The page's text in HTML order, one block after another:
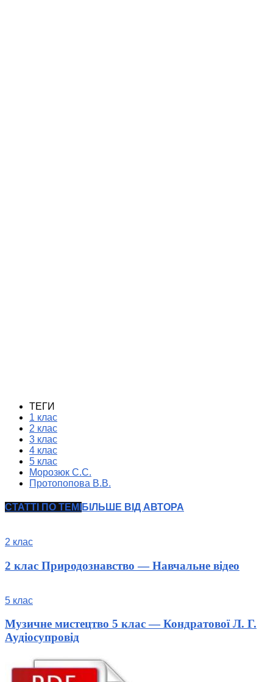
ТЕГИ
1 клас
2 клас
3 клас
4 клас
5 клас
Морозюк С.С.
Протопопова В.В.
СТАТТІ ПО ТЕМІ БІЛЬШЕ ВІД АВТОРА
2 клас
2 клас Природознавство — Навчальне відео
5 клас
Музичне мистецтво 5 клас — Кондратової Л. Г.
Аудіосупровід